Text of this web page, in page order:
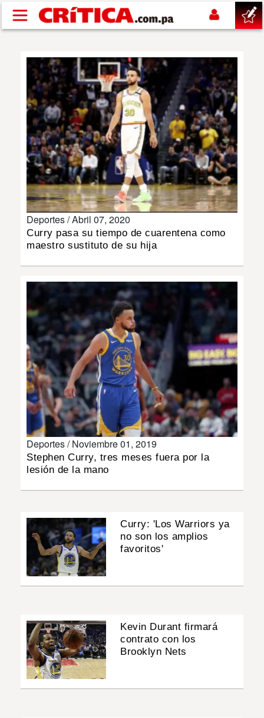
Pasar al contenido principal
SUCESOS
NACIONAL
POLÍTICA
SHOW
DEPORTES
INSÓLITAS
MULTIMEDIA
IMPRESO
Deportes /Abril 07, 2020
Curry pasa su tiempo de cuarentena como
maestro sustituto de su hija
Deportes /Noviembre 01, 2019
Stephen Curry, tres meses fuera por la
lesión de la mano
Curry: 'Los Warriors ya
no son los amplios
favoritos'
Kevin Durant firmará
contrato con los
Brooklyn Nets